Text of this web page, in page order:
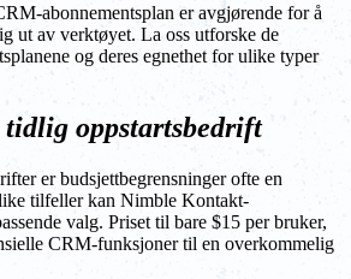
abonnementsplan er avgjørende for å
ut av verktøyet. La oss utforske de
og deres egnethet for ulike typer
oppstartsbedrift
er budsjettbegrensninger ofte en
tilfeller kan Nimble Kontakt-
valg. Priset til bare $15 per bruker,
CRM-funksjoner til en overkommelig